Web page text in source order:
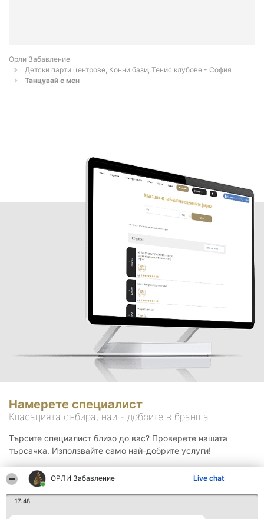
ОРЛИ Забавление Live chat
17:48
Орли Забавление
Детски парти центрове, Конни бази, Тенис клубове - София
Танцувай с мен
Намерете специалист
Класацията събира, най - добрите в бранша.
Търсите специалист близо до вас? Проверете нашата
търсачка. Използвайте само най-добрите услуги!